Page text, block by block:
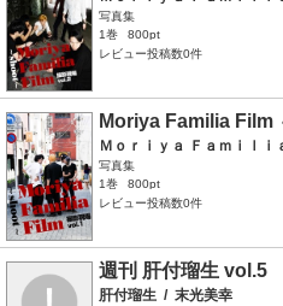
写真集
1巻
800pt
レビュー投稿数0件
Moriya Familia Film
Ｍｏｒｉｙａ Ｆａｍｉｌｉ
写真集
1巻
800pt
レビュー投稿数0件
週刊 肝付瑠生 vol.5
肝付瑠生 / 末光美幸